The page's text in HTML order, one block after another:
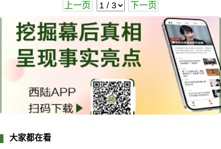
上一页 下一页
大家都在看